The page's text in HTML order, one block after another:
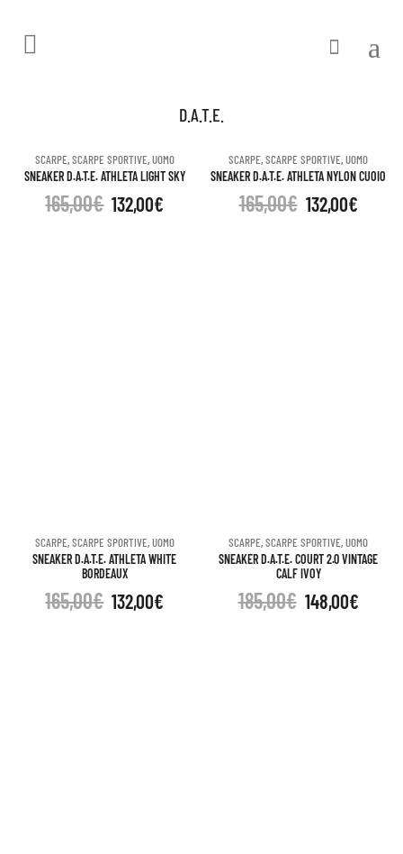
D.A.T.E.
SCARPE,SCARPE SPORTIVE,UOMO
SNEAKER D.A.T.E. ATHLETA LIGHT SKY
165,00€ 132,00€
SCARPE,SCARPE SPORTIVE,UOMO
SNEAKER D.A.T.E. ATHLETA NYLON CUOIO
165,00€ 132,00€
SCARPE,SCARPE SPORTIVE,UOMO
SNEAKER D.A.T.E. ATHLETA WHITE
BORDEAUX
165,00€ 132,00€
SCARPE,SCARPE SPORTIVE,UOMO
SNEAKER D.A.T.E. COURT 2.0 VINTAGE
CALF IVOY
185,00€ 148,00€